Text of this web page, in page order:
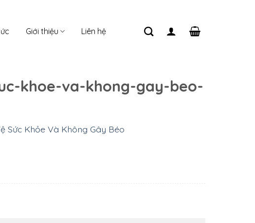
Giới thiệu Liên hệ
khoe-va-khong-gay-beo-
Sức Khỏe Và Không Gây Béo